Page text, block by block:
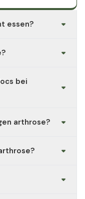
essen?
und Produkte
und
bei
aus Fisch oder
arthrose?